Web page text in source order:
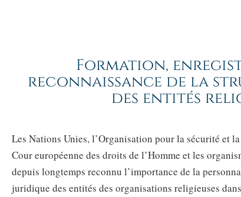
Formation,
reconnaissance de la
des entités
Les Nations Unies, l’Organisation pour la sécurité et
Cour européenne des droits de l’Homme et les
depuis longtemps reconnu l’importance de la
juridique des entités des organisations religieuses